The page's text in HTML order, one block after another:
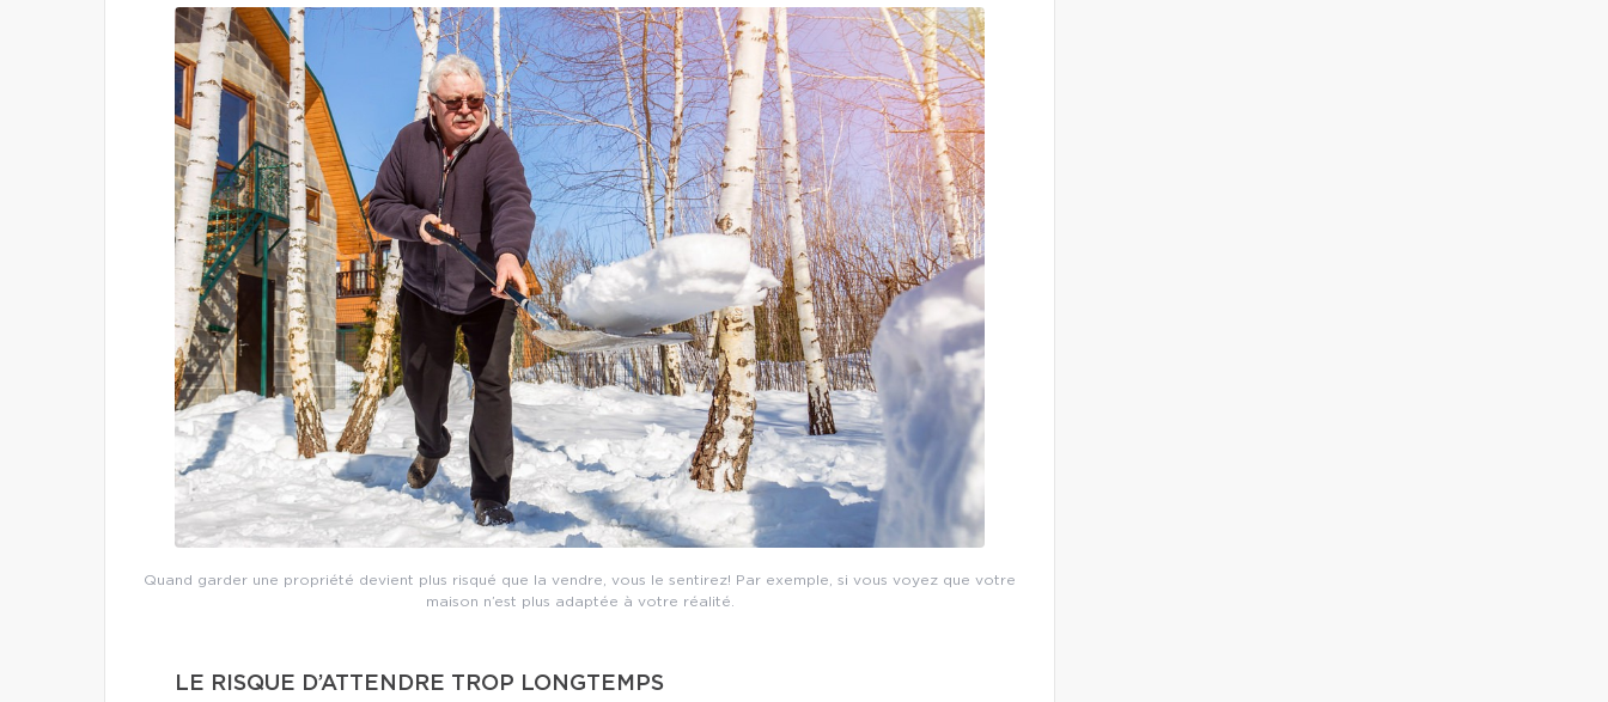
Quand garder une propriété devient plus risqué que la vendre, vous le sentirez! Par exemple, si vous voyez que votre
maison n’est plus adaptée à votre réalité.
LE RISQUE D’ATTENDRE TROP LONGTEMPS